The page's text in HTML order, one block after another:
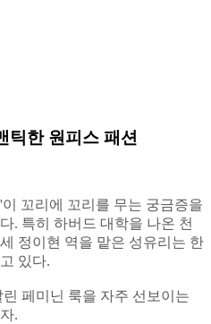
틱한 원피스 패션
꼬리에 꼬리를 무는 궁금증을
. 특히 하버드 대학을 나온 천
정이현 역을 맡은 성유리는 한
있다.
페미닌 룩을 자주 선보이는
.